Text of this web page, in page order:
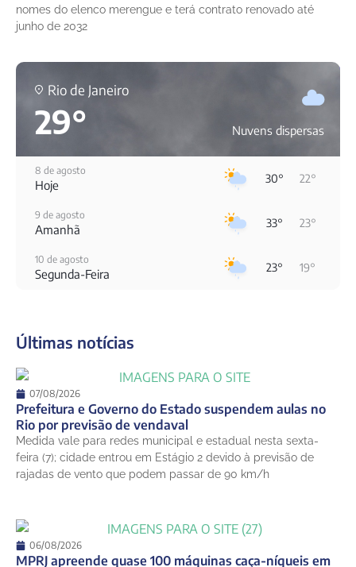
nomes do elenco merengue e terá contrato renovado até
junho de 2032
Rio de Janeiro
29° Nuvens dispersas
8 de agosto
Hoje 30° 22°
9 de agosto
Amanhã 33° 23°
10 de agosto
Segunda-Feira 23° 19°
12 de agosto
13 de agosto
Quinta-Feira
14 de agosto
Sexta-Feira 28° 22°
Últimas notícias
07/08/2026
Prefeitura e Governo do Estado suspendem aulas no
Rio por previsão de vendaval
Medida vale para redes municipal e estadual nesta sexta-
feira (7); cidade entrou em Estágio 2 devido à previsão de
rajadas de vento que podem passar de 90 km/h
06/08/2026
MPRJ apreende quase 100 máquinas caça-níqueis em